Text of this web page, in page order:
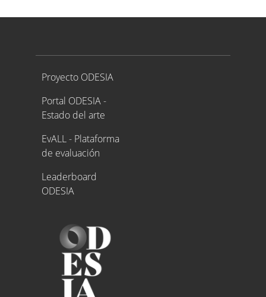
Proyecto ODESIA
Proyecto ODESIA
Portal ODESIA -
Estado del arte
EvALL - Plataforma
de evaluación
Leaderboard
ODESIA